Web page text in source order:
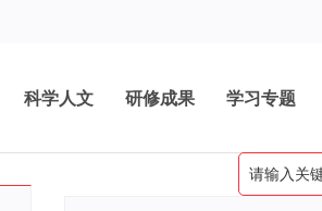
科学人文 研修成果 学习专题